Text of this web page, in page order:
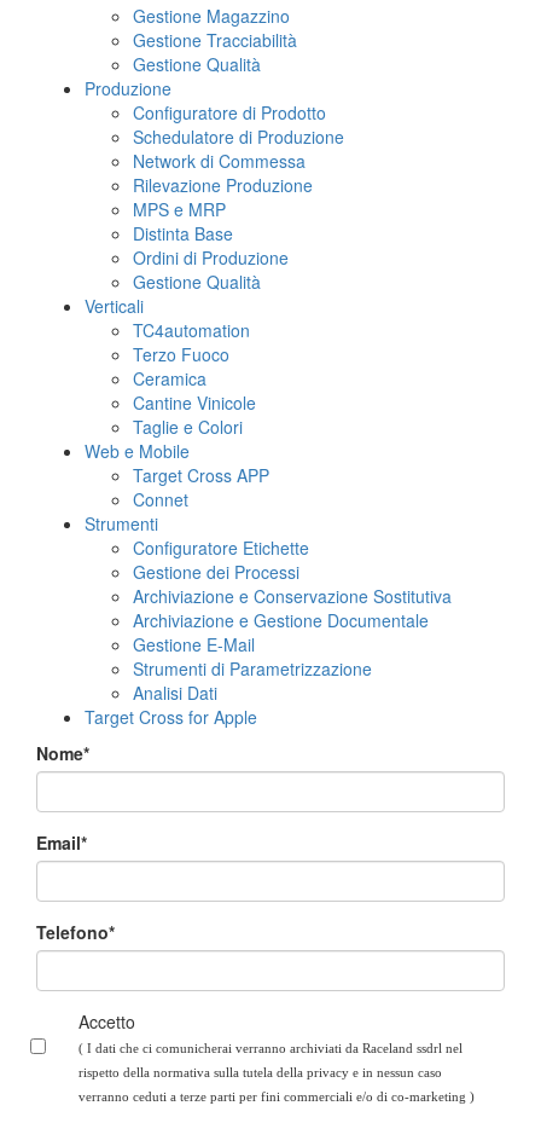
Gestione Magazzino
Gestione Tracciabilità
Gestione Qualità
Produzione
Configuratore di Prodotto
Schedulatore di Produzione
Network di Commessa
Rilevazione Produzione
MPS e MRP
Distinta Base
Ordini di Produzione
Gestione Qualità
Verticali
TC4automation
Terzo Fuoco
Ceramica
Cantine Vinicole
Taglie e Colori
Web e Mobile
Target Cross APP
Connet
Strumenti
Configuratore Etichette
Gestione dei Processi
Archiviazione e Conservazione Sostitutiva
Archiviazione e Gestione Documentale
Gestione E-Mail
Strumenti di Parametrizzazione
Analisi Dati
Target Cross for Apple
Nome*
Email*
Telefono*
Accetto
( I dati che ci comunicherai verranno archiviati da Raceland ssdrl nel
rispetto della normativa sulla tutela della privacy e in nessun caso
verranno ceduti a terze parti per fini commerciali e/o di co-marketing )